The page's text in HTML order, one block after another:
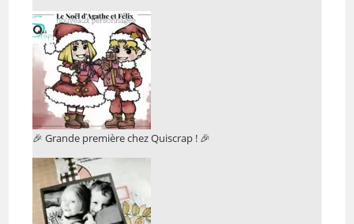
🎉 Grande première chez Quiscrap ! 🎉